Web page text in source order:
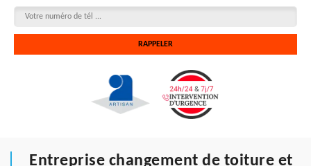
Entreprise changement de toiture et